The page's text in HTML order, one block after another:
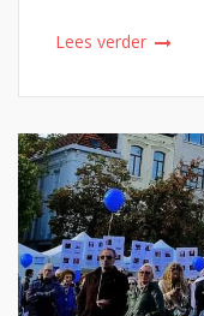
Lees verder